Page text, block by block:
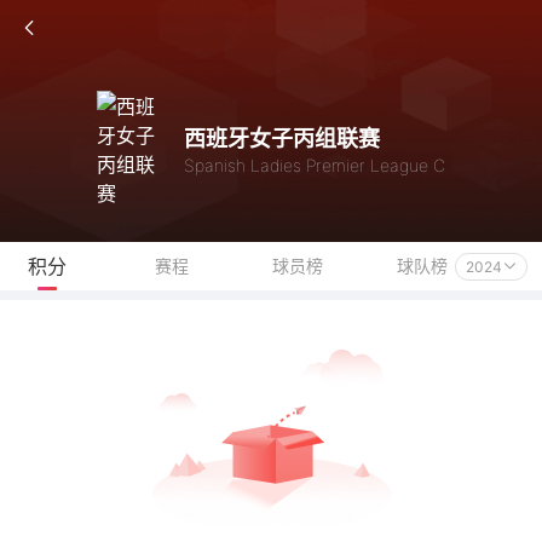
西班牙女子丙组联赛
Spanish Ladies Premier League C
积分 赛程 球员榜 球队榜 2024